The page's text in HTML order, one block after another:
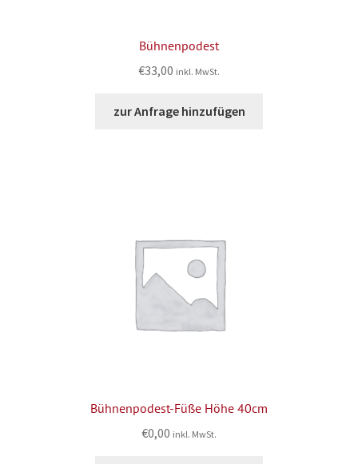
Bühnenpodest
€33,00 inkl. MwSt.
zur Anfrage hinzufügen
Bühnenpodest-Füße Höhe 40cm
€0,00 inkl. MwSt.